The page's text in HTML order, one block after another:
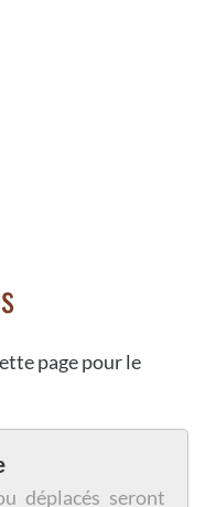
page pour le
déplacés seront